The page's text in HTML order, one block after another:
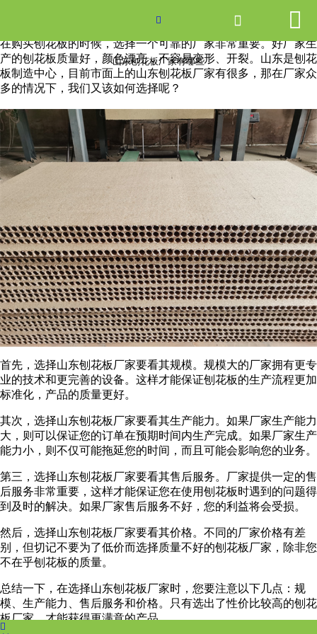
网站首页
产品中心
关于爱游戏ayx体育
走进爱游戏ayx体育
联系我们

山东刨花板厂家有哪些
 
山东刨花板厂家有哪些
在购买刨花板的时候，选择一个可靠的厂家非常重要。好厂家生
产的刨花板质量好，颜色漂亮，不容易变形、开裂。山东是刨花
板制造中心，目前市面上的山东刨花板厂家有很多，那在厂家众
多的情况下，我们又该如何选择呢？
首先，选择山东刨花板厂家要看其规模。规模大的厂家拥有更专
业的技术和更完善的设备。这样才能保证刨花板的生产流程更加
标准化，产品的质量更好。
其次，选择山东刨花板厂家要看其生产能力。如果厂家生产能力
大，则可以保证您的订单在预期时间内生产完成。如果厂家生产
能力小，则不仅可能拖延您的时间，而且可能会影响您的业务。
第三，选择山东刨花板厂家要看其售后服务。厂家提供一定的售
后服务非常重要，这样才能保证您在使用刨花板时遇到的问题得
到及时的解决。如果厂家售后服务不好，您的利益将会受损。
然后，选择山东刨花板厂家要看其价格。不同的厂家价格有差
别，但切记不要为了低价而选择质量不好的刨花板厂家，除非您
不在乎刨花板的质量。
总结一下，在选择山东刨花板厂家时，您要注意以下几点：规
模、生产能力、售后服务和价格。只有选出了性价比较高的刨花
板厂家，才能获得更满意的产品。
